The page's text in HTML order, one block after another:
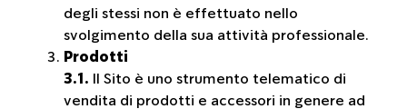
degli stessi non è effettuato nello
svolgimento della sua attività professionale.
Prodotti
3.1. Il Sito è uno strumento telematico di
vendita di prodotti e accessori in genere ad